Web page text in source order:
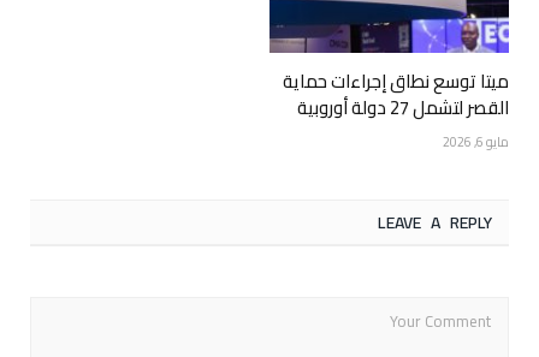
ميتا توسع نطاق إجراءات حماية
القصر لتشمل 27 دولة أوروبية
مايو 6, 2026
LEAVE A REPLY